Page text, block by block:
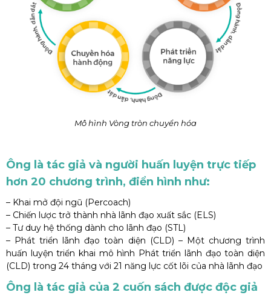
Mô hình Vòng tròn chuyển hóa
Ông là tác giả và người huấn luyện trực tiếp
hơn 20 chương trình, điển hình như:
– Khai mở đội ngũ (Percoach)
– Chiến lược trở thành nhà lãnh đạo xuất sắc (ELS)
– Tư duy hệ thống dành cho lãnh đạo (STL)
– Phát triển lãnh đạo toàn diện (CLD) – Một chương trình
huấn luyện triển khai mô hình Phát triển lãnh đạo toàn diện
(CLD) trong 24 tháng với 21 năng lực cốt lõi của nhà lãnh đạo
Ông là tác giả của 2 cuốn sách được độc giả